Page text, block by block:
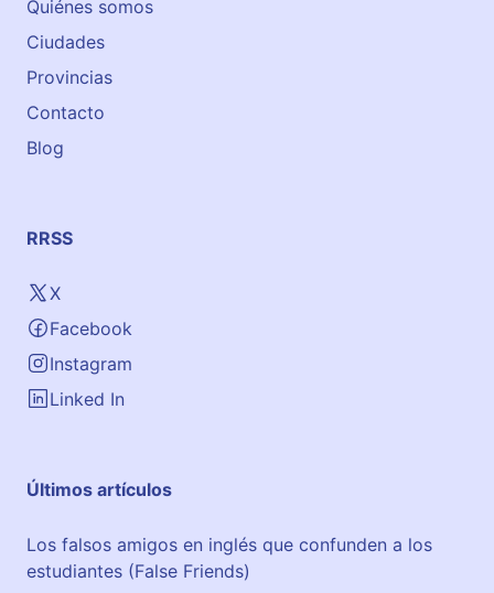
Quiénes somos
Ciudades
Provincias
Contacto
Blog
RRSS
X
Facebook
Instagram
Linked In
Últimos artículos
Los falsos amigos en inglés que confunden a los
estudiantes (False Friends)